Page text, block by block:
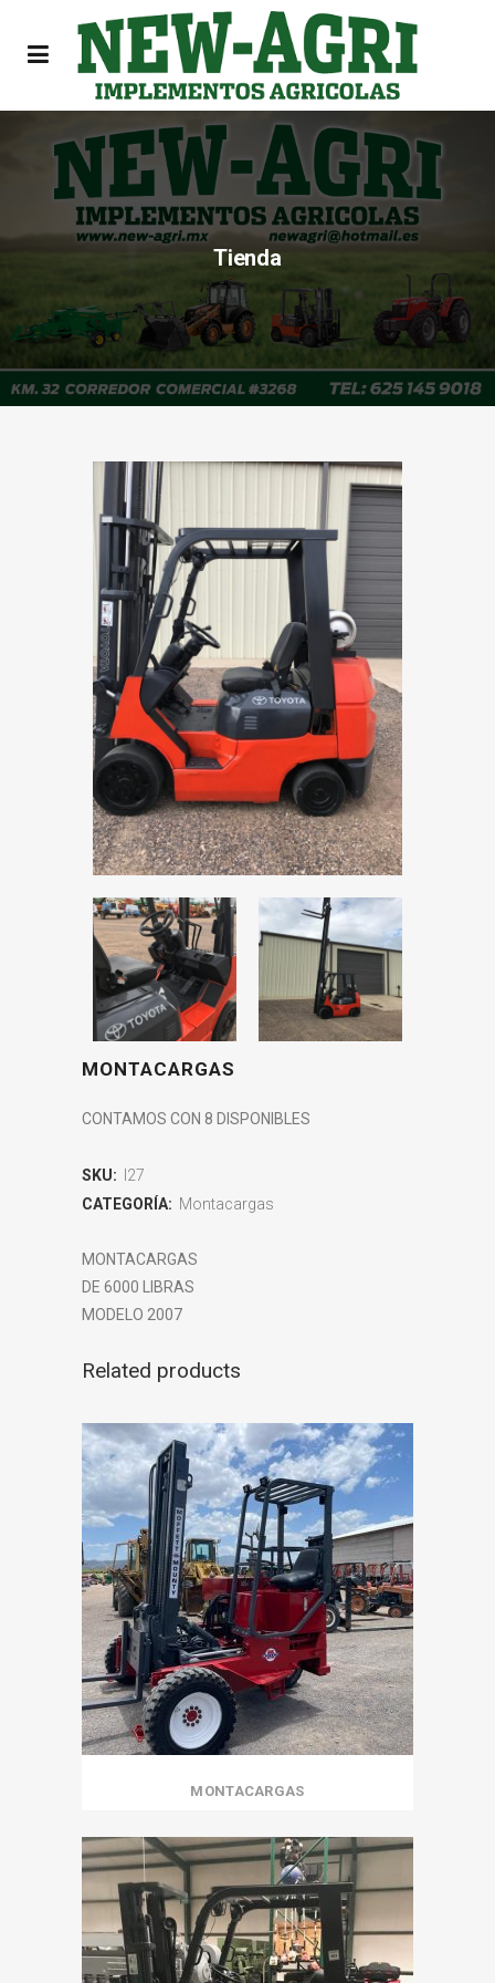
Tienda
MONTACARGAS
CONTAMOS CON 8 DISPONIBLES
SKU:
I27
CATEGORÍA: Montacargas
MONTACARGAS
DE 6000 LIBRAS
MODELO 2007
Related products
MONTACARGAS